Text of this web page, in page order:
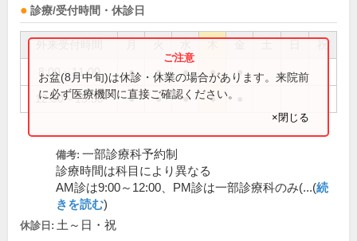
診療/受付時間・休診日
祝
8:00～11:00 ● ● ● ● ●
12:30～15:30 ● ● ● ●
お盆(8月中旬)は休診・休業の場合があります。来院前
に必ず医療機関に直接ご確認ください。
×閉じる
備考: 一部診療科予約制
診療時間は科目により異なる
AM診は9:00～12:00、PM診は一部診療科のみ(...(続
きを読む)
休診日: 土～日・祝